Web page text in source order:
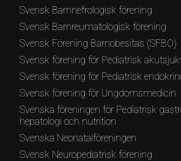
Svensk Barnnefrologisk förening
Svensk Barnreumatologisk förening
Svensk Förening Barnobesitas (SFBO)
Svensk förening för Pediatrisk
Svensk förening för Pediatrisk
Svensk förening för Ungdomsmedicin
Svenska föreningen för Pediatrisk
hepatologi och nutrition
Svenska Neonatalföreningen
Svensk Neuropediatrisk förening